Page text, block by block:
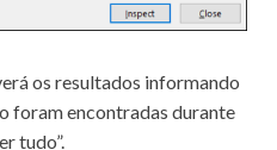
os resultados informando
foram encontradas durante
tudo”.